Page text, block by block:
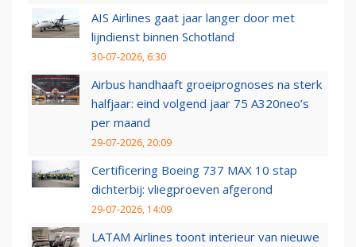
AIS Airlines gaat jaar langer door met
lijndienst binnen Schotland
30-07-2026, 6:30
Airbus handhaaft groeiprognoses na sterk
halfjaar: eind volgend jaar 75 A320neo’s
per maand
29-07-2026, 20:09
Certificering Boeing 737 MAX 10 stap
dichterbij: vliegproeven afgerond
29-07-2026, 14:09
LATAM Airlines toont interieur van nieuwe